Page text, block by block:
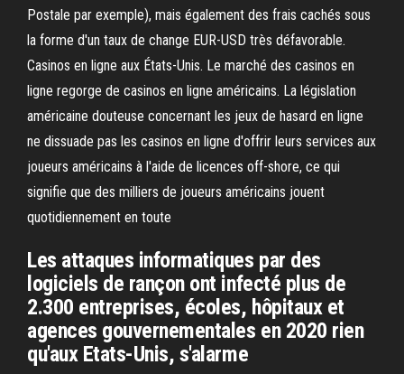
Postale par exemple), mais également des frais cachés sous
la forme d'un taux de change EUR-USD très défavorable.
Casinos en ligne aux États-Unis. Le marché des casinos en
ligne regorge de casinos en ligne américains. La législation
américaine douteuse concernant les jeux de hasard en ligne
ne dissuade pas les casinos en ligne d'offrir leurs services aux
joueurs américains à l'aide de licences off-shore, ce qui
signifie que des milliers de joueurs américains jouent
quotidiennement en toute
Les attaques informatiques par des
logiciels de rançon ont infecté plus de
2.300 entreprises, écoles, hôpitaux et
agences gouvernementales en 2020 rien
qu'aux Etats-Unis, s'alarme